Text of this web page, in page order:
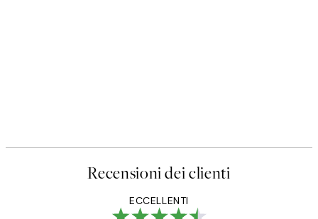
Recensioni dei clienti
ECCELLENTI